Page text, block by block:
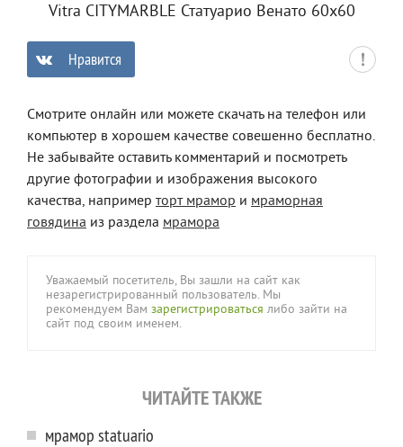
Vitra CITYMARBLE Статуарио Венато 60x60
Нравится
Смотрите онлайн или можете скачать на телефон или
компьютер в хорошем качестве совешенно бесплатно.
Не забывайте оставить комментарий и посмотреть
другие фотографии и изображения высокого
качества, например торт мрамор и мраморная
говядина из раздела мрамора
Уважаемый посетитель, Вы зашли на сайт как
незарегистрированный пользователь. Мы
рекомендуем Вам зарегистрироваться либо зайти на
сайт под своим именем.
ЧИТАЙТЕ ТАКЖЕ
мрамор statuario